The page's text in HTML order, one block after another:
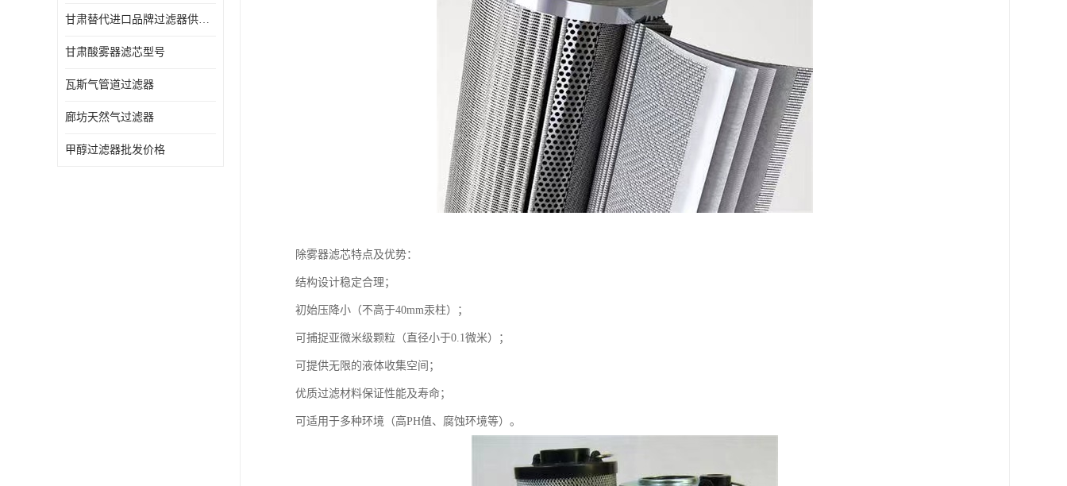
甘肃替代进口品牌过滤器供应商
甘肃酸雾器滤芯型号
瓦斯气管道过滤器
廊坊天然气过滤器
甲醇过滤器批发价格
除雾器滤芯特点及优势：
结构设计稳定合理；
初始压降小（不高于40mm汞柱）；
可捕捉亚微米级颗粒（直径小于0.1微米）；
可提供无限的液体收集空间；
优质过滤材料保证性能及寿命；
可适用于多种环境（高PH值、腐蚀环境等）。